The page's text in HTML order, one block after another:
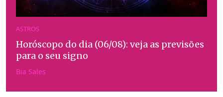
ASTROS
Horóscopo do dia (06/08): veja as previsões
para o seu signo
Bia Sales